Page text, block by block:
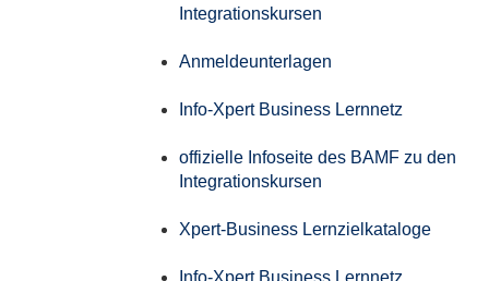
Integrationskursen
Anmeldeunterlagen
Info-Xpert Business Lernnetz
offizielle Infoseite des BAMF zu den
Integrationskursen
Xpert-Business Lernzielkataloge
Info-Xpert Business Lernnetz